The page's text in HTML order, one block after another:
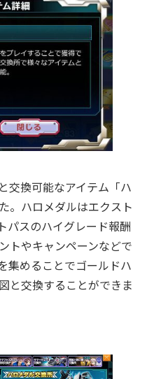
交換可能なアイテム「ハ
。ハロメダルはエクスト
パスのハイグレード報酬
トやキャンペーンなどで
集めることでゴールドハ
と交換することができま